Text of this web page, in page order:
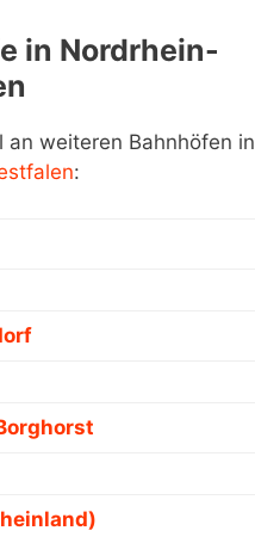
in Nordrhein-
an weiteren Bahnhöfen in
: